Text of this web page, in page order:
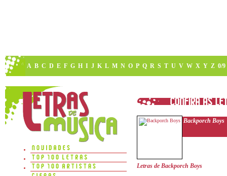
A B C D E F G H I J K L M N O P Q R S T U V W X Y Z 0/9
Backporch Boys
Letras de Backporch Boys